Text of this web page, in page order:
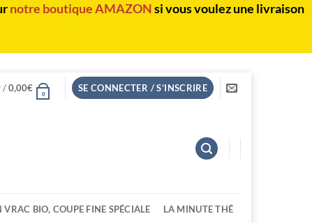
notre boutique AMAZONsi vous voulez une livraison
/0,00€
0
SE CONNECTER / S’INSCRIRE
VRAC BIO, COUPE FINE SPÉCIALE LA MINUTE THÉ